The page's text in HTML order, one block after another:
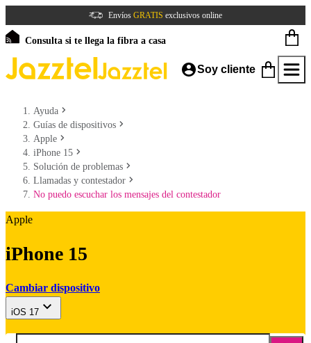
Envíos GRATIS exclusivos online
Consulta si te llega la fibra a casa
Soy cliente
Ayuda
Guías de dispositivos
Apple
iPhone 15
Solución de problemas
Llamadas y contestador
No puedo escuchar los mensajes del contestador
Apple
iPhone 15
Cambiar dispositivo
iOS 17